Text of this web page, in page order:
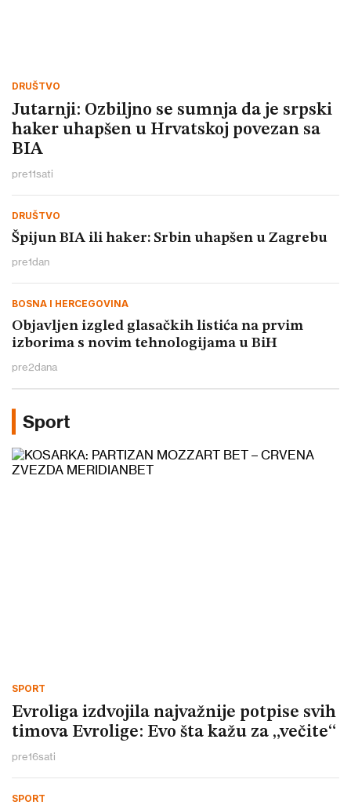
DRUŠTVO
Jutarnji: Ozbiljno se sumnja da je srpski
haker uhapšen u Hrvatskoj povezan sa
BIA
pre11sati
DRUŠTVO
Špijun BIA ili haker: Srbin uhapšen u Zagrebu
pre1dan
BOSNA I HERCEGOVINA
Objavljen izgled glasačkih listića na prvim
izborima s novim tehnologijama u BiH
pre2dana
Sport
SPORT
Evroliga izdvojila najvažnije potpise svih
timova Evrolige: Evo šta kažu za „večite“
pre16sati
SPORT